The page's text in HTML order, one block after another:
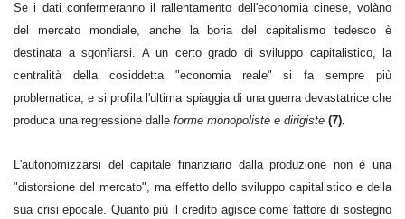
Se i dati confermeranno il rallentamento dell'economia cinese, volàno
del mercato mondiale, anche la boria del capitalismo tedesco è
destinata a sgonfiarsi. A un certo grado di sviluppo capitalistico, la
centralità della cosiddetta "economia reale" si fa sempre più
problematica, e si profila l'ultima spiaggia di una guerra devastatrice che
produca una regressione dalle forme monopoliste e dirigiste (7).
L'autonomizzarsi del capitale finanziario dalla produzione non è una
"distorsione del mercato", ma effetto dello sviluppo capitalistico e della
sua crisi epocale. Quanto più il credito agisce come fattore di sostegno